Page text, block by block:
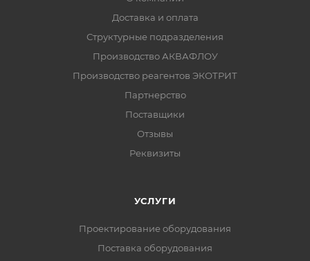
Доставка и оплата
Структурные подразделения
Производство АКВАФЛОУ
Производство реагентов ЭКОТРИТ
Партнерство
Поставщики
Отзывы
Реквизиты
УСЛУГИ
Проектирование оборудования
Поставка оборудования